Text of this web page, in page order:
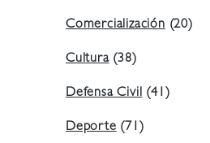
Comercialización(20)
Cultura(38)
Defensa Civil(41)
Deporte(71)